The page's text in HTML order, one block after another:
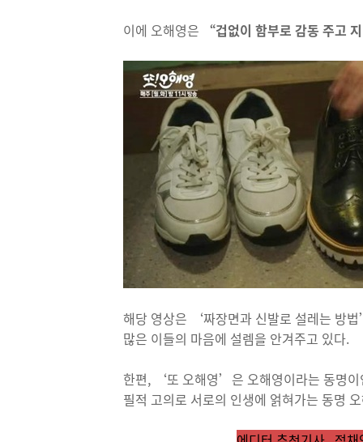
이에 오해영은 “겁없이 함부로 감동 주고
해당 영상은 ‘짜장면과 신발로 설레는 방
많은 이들의 마음에 설렘을 안겨주고 있다.
한편, ‘또 오해영’은 오해영이라는 동명이
필적 고의로 서로의 인생에 얽혀가는 동명